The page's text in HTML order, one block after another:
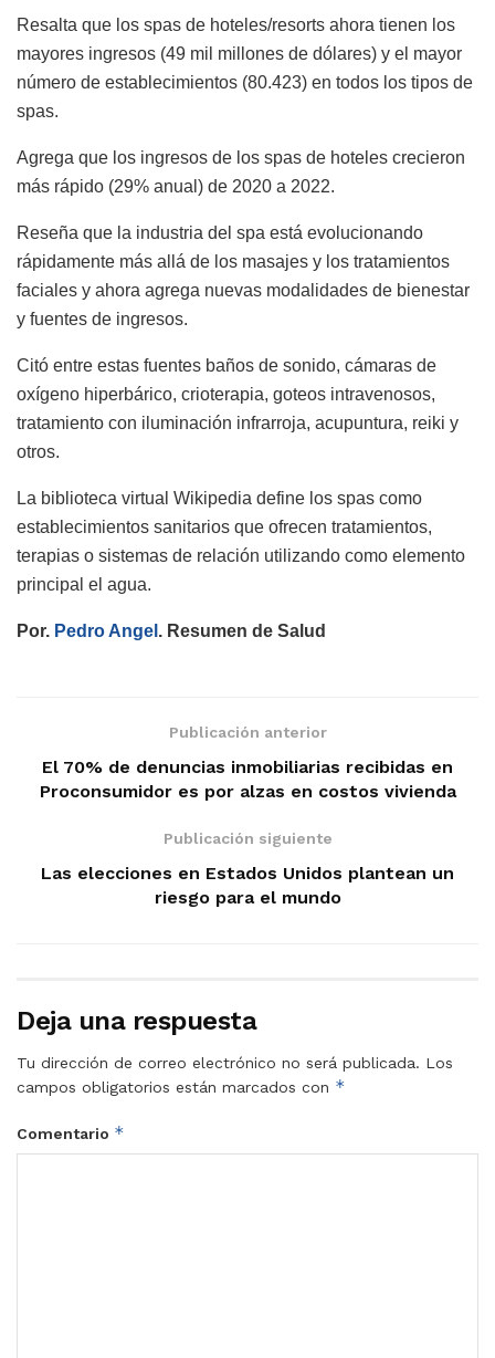
Resalta que los spas de hoteles/resorts ahora tienen los
mayores ingresos (49 mil millones de dólares) y el mayor
número de establecimientos (80.423) en todos los tipos de
spas.
Agrega que los ingresos de los spas de hoteles crecieron
más rápido (29% anual) de 2020 a 2022.
Reseña que la industria del spa está evolucionando
rápidamente más allá de los masajes y los tratamientos
faciales y ahora agrega nuevas modalidades de bienestar
y fuentes de ingresos.
Citó entre estas fuentes baños de sonido, cámaras de
oxígeno hiperbárico, crioterapia, goteos intravenosos,
tratamiento con iluminación infrarroja, acupuntura, reiki y
otros.
La biblioteca virtual Wikipedia define los spas como
establecimientos sanitarios que ofrecen tratamientos,
terapias o sistemas de relación utilizando como elemento
principal el agua.
Por. Pedro Angel . Resumen de Salud
Publicación anterior
El 70% de denuncias inmobiliarias recibidas en
Proconsumidor es por alzas en costos vivienda
Publicación siguiente
Las elecciones en Estados Unidos plantean un
riesgo para el mundo
Deja una respuesta
Tu dirección de correo electrónico no será publicada. Los
campos obligatorios están marcados con *
Comentario *